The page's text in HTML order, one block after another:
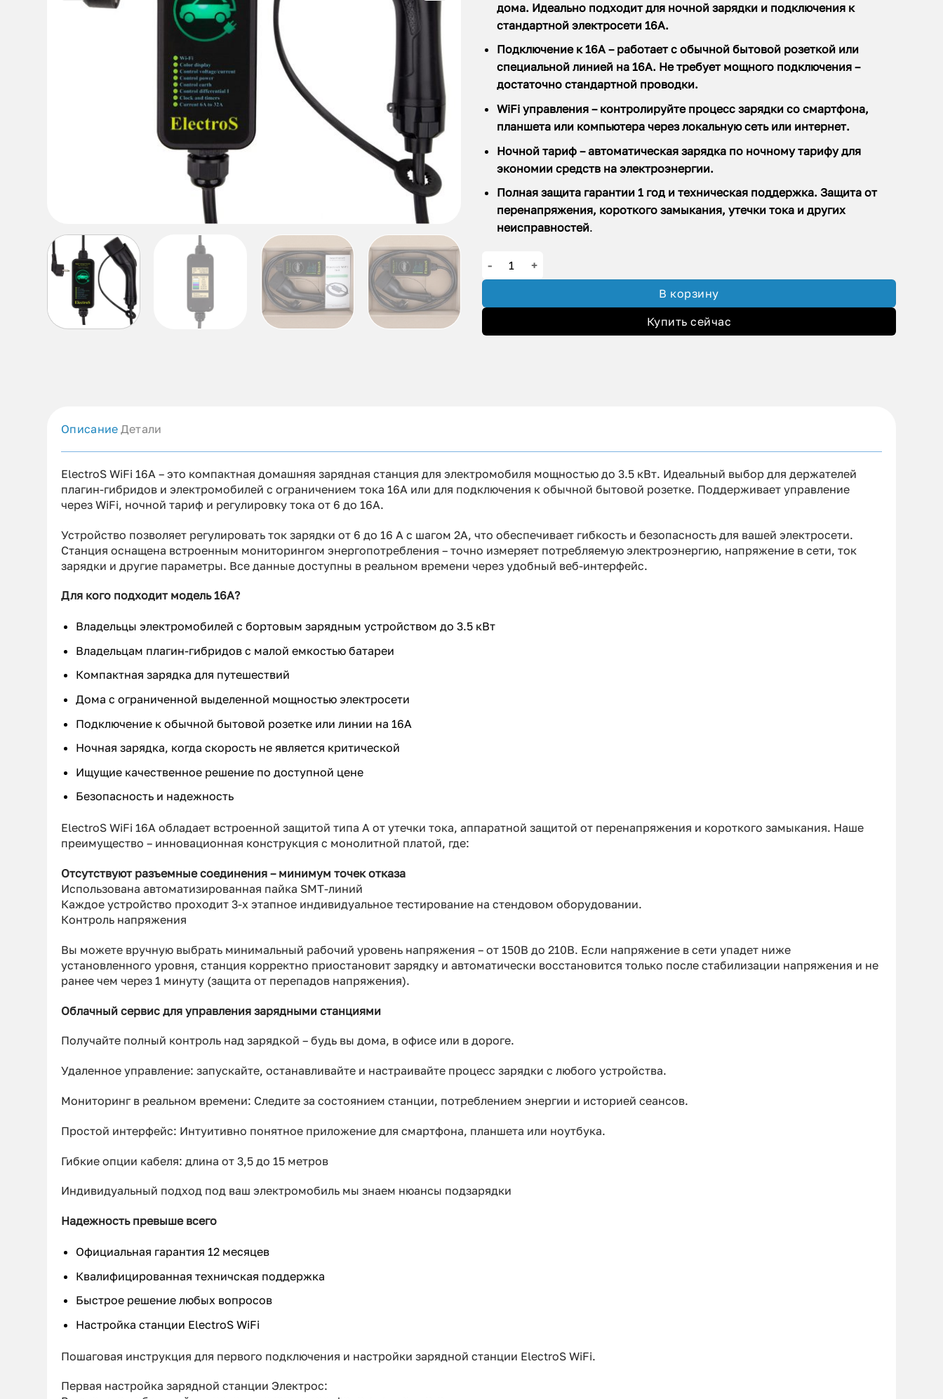
дома. Идеально подходит для ночной зарядки и подключения к
стандартной электросети 16А.
Подключение к 16А – работает с обычной бытовой розеткой или
специальной линией на 16А. Не требует мощного подключения –
достаточно стандартной проводки.
WiFi управления – контролируйте процесс зарядки со смартфона,
планшета или компьютера через локальную сеть или интернет.
Ночной тариф – автоматическая зарядка по ночному тарифу для
экономии средств на электроэнергии.
Полная защита гарантии 1 год и техническая поддержка. Защита от
перенапряжения, короткого замыкания, утечки тока и других
неисправностей.
Количество товара Зарядное устройство для ElectroS WI-FI GBT (3.4 кВт.|16А)
В корзину
Купить сейчас
Описание Детали
ElectroS WiFi 16А – это компактная домашняя зарядная станция для электромобиля мощностью до 3.5 кВт. Идеальный выбор для держателей
плагин-гибридов и электромобилей с ограничением тока 16А или для подключения к обычной бытовой розетке. Поддерживает управление
через WiFi, ночной тариф и регулировку тока от 6 до 16А.
Устройство позволяет регулировать ток зарядки от 6 до 16 А с шагом 2А, что обеспечивает гибкость и безопасность для вашей электросети.
Станция оснащена встроенным мониторингом энергопотребления – точно измеряет потребляемую электроэнергию, напряжение в сети, ток
зарядки и другие параметры. Все данные доступны в реальном времени через удобный веб-интерфейс.
Для кого подходит модель 16А?
Владельцы электромобилей с бортовым зарядным устройством до 3.5 кВт
Владельцам плагин-гибридов с малой емкостью батареи
Компактная зарядка для путешествий
Дома с ограниченной выделенной мощностью электросети
Подключение к обычной бытовой розетке или линии на 16А
Ночная зарядка, когда скорость не является критической
Ищущие качественное решение по доступной цене
Безопасность и надежность
ElectroS WiFi 16А обладает встроенной защитой типа А от утечки тока, аппаратной защитой от перенапряжения и короткого замыкания. Наше
преимущество – инновационная конструкция с монолитной платой, где:
Отсутствуют разъемные соединения – минимум точек отказа
Использована автоматизированная пайка SMT-линий
Каждое устройство проходит 3-х этапное индивидуальное тестирование на стендовом оборудовании.
Контроль напряжения
Вы можете вручную выбрать минимальный рабочий уровень напряжения – от 150В до 210В. Если напряжение в сети упадет ниже
установленного уровня, станция корректно приостановит зарядку и автоматически восстановится только после стабилизации напряжения и не
ранее чем через 1 минуту (защита от перепадов напряжения).
Облачный сервис для управления зарядными станциями
Получайте полный контроль над зарядкой – будь вы дома, в офисе или в дороге.
Удаленное управление: запускайте, останавливайте и настраивайте процесс зарядки с любого устройства.
Мониторинг в реальном времени: Следите за состоянием станции, потреблением энергии и историей сеансов.
Простой интерфейс: Интуитивно понятное приложение для смартфона, планшета или ноутбука.
Гибкие опции кабеля: длина от 3,5 до 15 метров
Индивидуальный подход под ваш электромобиль мы знаем нюансы подзарядки
Надежность превыше всего
Официальная гарантия 12 месяцев
Квалифицированная техничская поддержка
Быстрое решение любых вопросов
Настройка станции ElectroS WiFi
Пошаговая инструкция для первого подключения и настройки зарядной станции ElectroS WiFi.
Первая настройка зарядной станции Электрос: